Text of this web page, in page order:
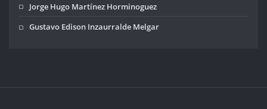
Jorge Hugo Martínez Horminoguez
Gustavo Edison Inzaurralde Melgar